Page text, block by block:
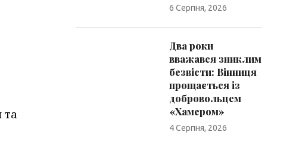
та
6 Серпня, 2026
Два роки
вважався зниклим
безвісти: Вінниця
прощається із
добровольцем
«Хамером»
4 Серпня, 2026